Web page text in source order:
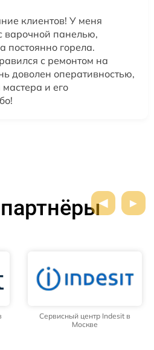
клиентов! У меня
варочной панелью,
постоянно горела.
с ремонтом на
доволен оперативностью,
и его
Сервисный центр Indesit в
Москве